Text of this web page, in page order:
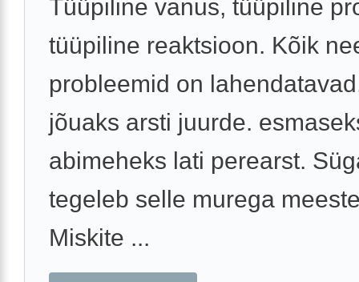
Tüüpiline vanus, tüüpiline
tüüpiline reaktsioon. Kõik
probleemid on
jõuaks arsti juurde.
abimeheks lati perearst.
tegeleb selle murega
Miskite ...